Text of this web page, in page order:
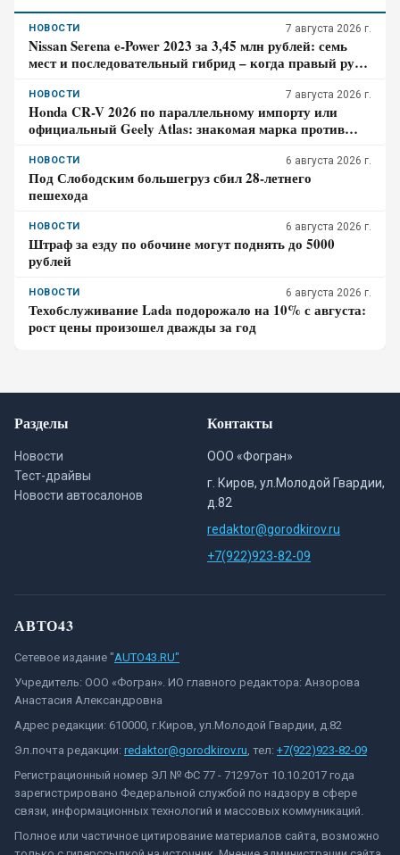
НОВОСТИ 7 августа 2026 г.
Nissan Serena e-Power 2023 за 3,45 млн рублей: семь
мест и последовательный гибрид – когда правый руль
НОВОСТИ 7 августа 2026 г.
Honda CR-V 2026 по параллельному импорту или
официальный Geely Atlas: знакомая марка против
НОВОСТИ 6 августа 2026 г.
Под Слободским большегруз сбил 28-летнего
пешехода
НОВОСТИ 6 августа 2026 г.
Штраф за езду по обочине могут поднять до 5000
рублей
НОВОСТИ 6 августа 2026 г.
Техобслуживание Lada подорожало на 10% с августа:
рост цены произошел дважды за год
Разделы
Новости
Тест-драйвы
Новости автосалонов
Контакты
ООО «Фогран»
г. Киров, ул.Молодой Гвардии,
д.82
redaktor@gorodkirov.ru
+7(922)923-82-09
АВТО43
Сетевое издание "AUTO43.RU"
Учредитель: ООО «Фогран». ИО главного редактора: Анзорова
Анастасия Александровна
Адрес редакции: 610000, г.Киров, ул.Молодой Гвардии, д.82
Эл.почта редакции: redaktor@gorodkirov.ru, тел: +7(922)923-82-09
Регистрационный номер ЭЛ № ФС 77 - 71297от 10.10.2017 года
зарегистрировано Федеральной службой по надзору в сфере
связи, информационных технологий и массовых коммуникаций.
Полное или частичное цитирование материалов сайта, возможно